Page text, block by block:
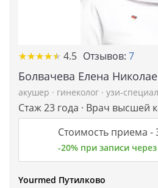
★★★★★
★★★★★ 4.5 Отзывов: 7
Болвачева Елена
акушер · гинеколог · узи-
Стаж 23 года · Врач высшей
Стоимость приема -
-20% при записи
Yourmed Путилково